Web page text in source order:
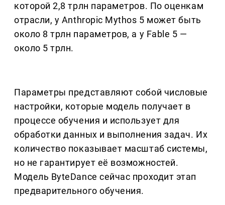
которой 2,8 трлн параметров. По оценкам
отрасли, у Anthropic Mythos 5 может быть
около 8 трлн параметров, а у Fable 5 —
около 5 трлн.
Параметры представляют собой числовые
настройки, которые модель получает в
процессе обучения и использует для
обработки данных и выполнения задач. Их
количество показывает масштаб системы,
но не гарантирует её возможностей.
Модель ByteDance сейчас проходит этап
предварительного обучения.